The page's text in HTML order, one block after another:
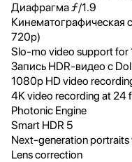
Диафрагма ƒ/1.9
Кинематографическая
720p)
Slo‑mo video support
Запись HDR-видео с
1080p HD video
4K video recording at 24
Photonic Engine
Smart HDR 5
Next-generation
Lens correction